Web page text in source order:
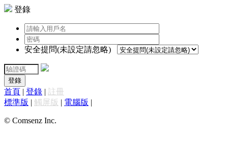
登錄
安全提問(未設定請忽略)
登錄
首頁 | 登錄 | 註冊
標準版 | 觸屏版 | 電腦版 |
© Comsenz Inc.